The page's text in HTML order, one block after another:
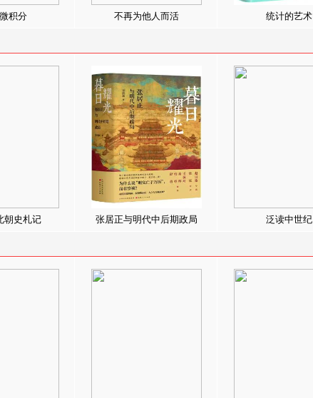
积分 不再为他人而活 统计的艺术
朝史札记 张居正与明代中后期政局 泛读中世纪